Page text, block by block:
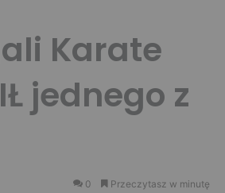
Karate
jednego z
0 Przeczytasz w minutę